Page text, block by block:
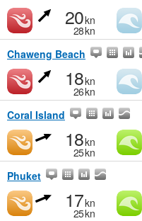
20kn
28kn
Chaweng Beach
18kn
26kn
Coral Island
18kn
25kn
Phuket
17kn
25kn